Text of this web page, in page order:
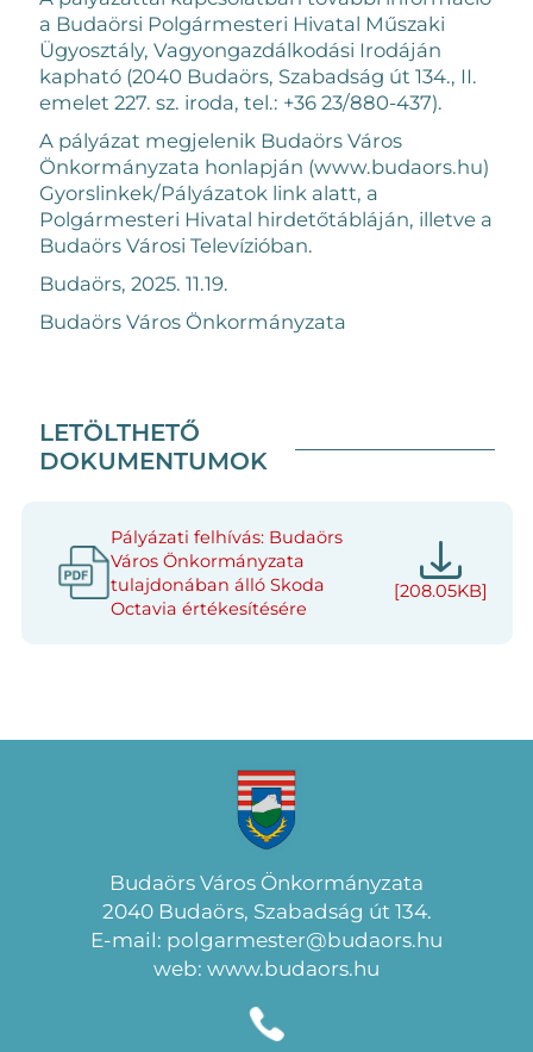
a Budaörsi Polgármesteri Hivatal Műszaki
Ügyosztály, Vagyongazdálkodási Irodáján
kapható (2040 Budaörs, Szabadság út 134., II.
emelet 227. sz. iroda, tel.: +36 23/880-437).
A pályázat megjelenik Budaörs Város
Önkormányzata honlapján (www.budaors.hu)
Gyorslinkek/Pályázatok link alatt, a
Polgármesteri Hivatal hirdetőtábláján, illetve a
Budaörs Városi Televízióban.
Budaörs, 2025. 11.19.
Budaörs Város Önkormányzata
LETÖLTHETŐ
DOKUMENTUMOK
Pályázati felhívás: Budaörs
Város Önkormányzata
tulajdonában álló Skoda
Octavia értékesítésére
[208.05KB]
Budaörs Város Önkormányzata
2040 Budaörs, Szabadság út 134.
E-mail: polgarmester@budaors.hu
web: www.budaors.hu